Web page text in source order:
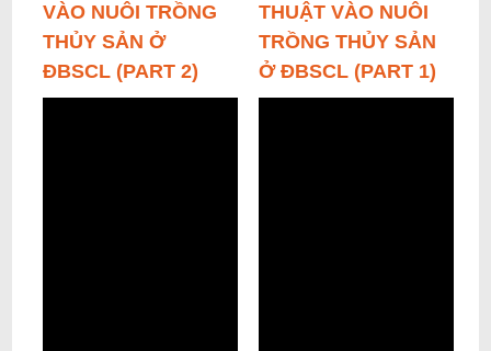
VÀO NUÔI TRỒNG
THỦY SẢN Ở
ĐBSCL (PART 2)
THUẬT VÀO NUÔI
TRỒNG THỦY SẢN
Ở ĐBSCL (PART 1)